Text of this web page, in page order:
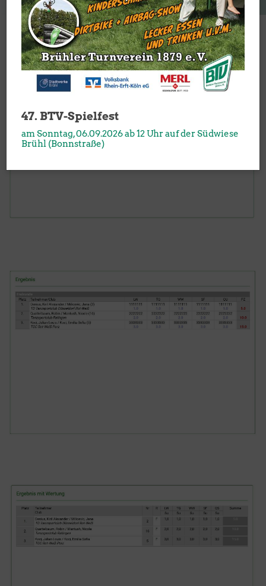
47. BTV-Spielfest
am Sonntag, 06.09.2026 ab 12 Uhr auf der Südwiese
Brühl (Bonnstraße)